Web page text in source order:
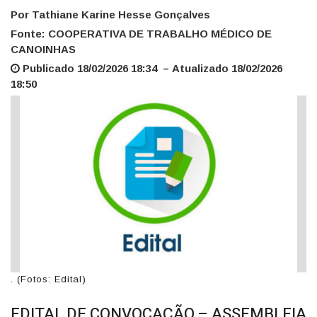
Por Tathiane Karine Hesse Gonçalves
Fonte: COOPERATIVA DE TRABALHO MÉDICO DE
CANOINHAS
Publicado 18/02/2026 18:34 – Atualizado 18/02/2026
18:50
. (Fotos: Edital)